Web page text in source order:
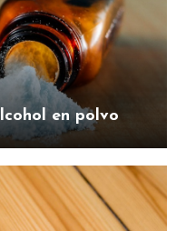
en polvo